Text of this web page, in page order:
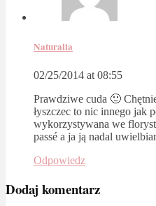
Naturalia
02/25/2014 at 08:55
Prawdziwe cuda 🙂
łyszczec to nic innego jak
wykorzystywana we
passé a ja ją nadal
Odpowiedz
Dodaj komentarz